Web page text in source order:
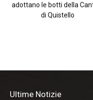
adottano le botti della
di Quistello
Ultime Notizie